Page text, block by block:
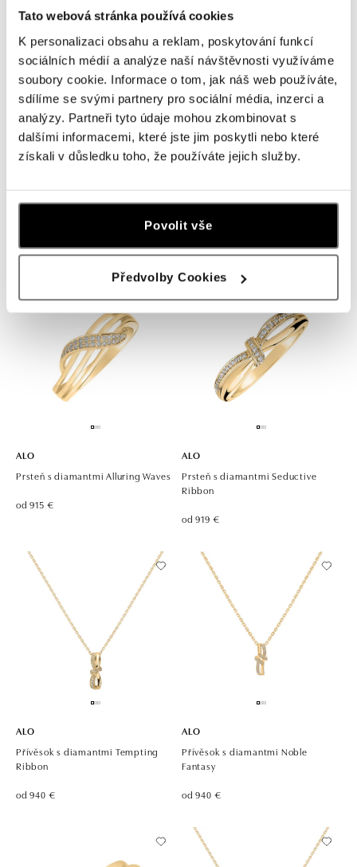
Tato webová stránka používá cookies
K personalizaci obsahu a reklam, poskytování funkcí
sociálních médií a analýze naší návštěvnosti využíváme
soubory cookie. Informace o tom, jak náš web používáte,
sdílíme se svými partnery pro sociální média, inzerci a
analýzy. Partneři tyto údaje mohou zkombinovat s
dalšími informacemi, které jste jim poskytli nebo které
získali v důsledku toho, že používáte jejich služby.
Povolit vše
Předvolby Cookies
Prsteň s diamantmi Dream
Prsteň s diamantmi Midnight Sea
od 906 €
ALO
Prsteň s diamantmi Alluring Waves
od 915 €
ALO
Prsteň s diamantmi Seductive
Ribbon
od 919 €
ALO
Přívěsok s diamantmi Tempting
Ribbon
od 940 €
ALO
Přívěsok s diamantmi Noble
Fantasy
od 940 €